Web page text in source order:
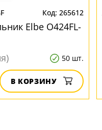
265612
Elbe O424FL-
50 шт.
В КОРЗИНУ